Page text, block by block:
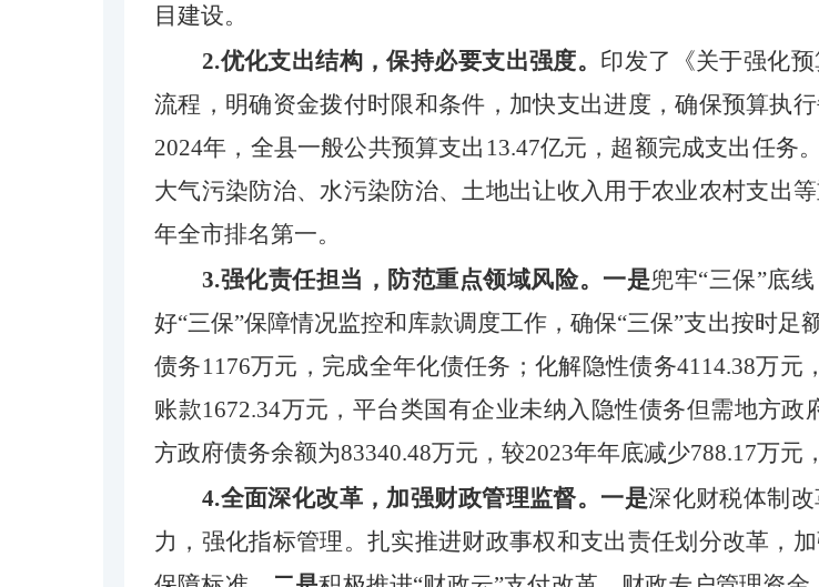
目建设。
2.优化支出结构，保持必要支出强度。 印发了《关于强化
流程，明确资金拨付时限和条件，加快支出进度，确保预算执
2024年 ，全县一般公共预算支出 1 3.47亿元， 超额完成支出任务
大气污染防治、水污染防治、土地出让收入用于农业农村支出
年全市排名第一。
3.强化责任担当 ， 防范重点领域风险。 一是兜牢“三保”底线
好“三保”保障情况监控和库款调度工作，确保“三保”支出按时足
债务1176万元，完成全年化债任务；化解隐性债务4114.38万
账款1672.34万元，平台类国有企业未纳入隐性债务但需地方
方政府债务余额为83340.48万元，较2023年年底减少788.17万元
4.全面深化改革 ， 加强财政管理监督。 一是深化财税体制改
力，强化指标管理。扎实推进财政事权和支出责任划分改革，